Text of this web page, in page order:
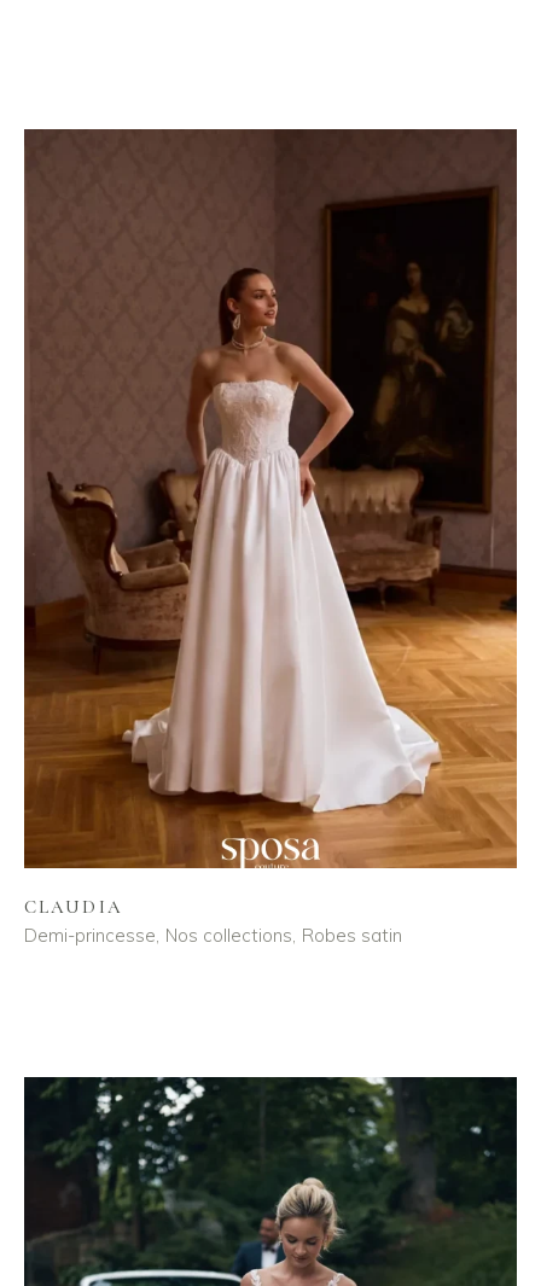
CLAUDIA
Demi-princesse Nos collections Robes satin